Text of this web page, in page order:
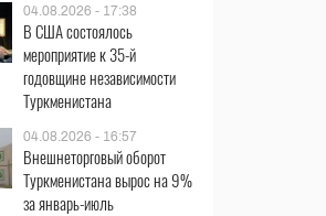
04.08.2026 - 17:38
В США состоялось
мероприятие к 35-й
годовщине независимости
Туркменистана
04.08.2026 - 16:57
Внешнеторговый оборот
Туркменистана вырос на 9%
за январь-июль